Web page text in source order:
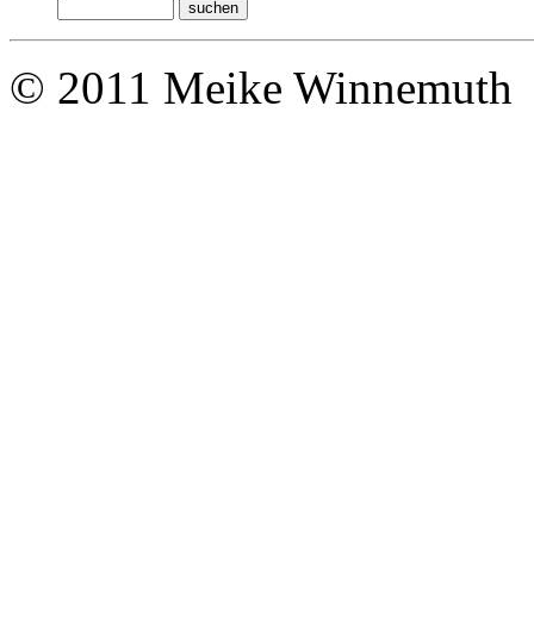
© 2011 Meike Winnemuth